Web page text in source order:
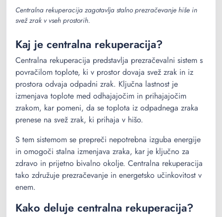
Centralna rekuperacija zagotavlja stalno prezračevanje hiše in
svež zrak v vseh prostorih.
Kaj je centralna rekuperacija?
Centralna rekuperacija predstavlja prezračevalni sistem s
povračilom toplote, ki v prostor dovaja svež zrak in iz
prostora odvaja odpadni zrak. Ključna lastnost je
izmenjava toplote med odhajajočim in prihajajočim
zrakom, kar pomeni, da se toplota iz odpadnega zraka
prenese na svež zrak, ki prihaja v hišo.
S tem sistemom se prepreči nepotrebna izguba energije
in omogoči stalna izmenjava zraka, kar je ključno za
zdravo in prijetno bivalno okolje. Centralna rekuperacija
tako združuje prezračevanje in energetsko učinkovitost v
enem.
Kako deluje centralna rekuperacija?